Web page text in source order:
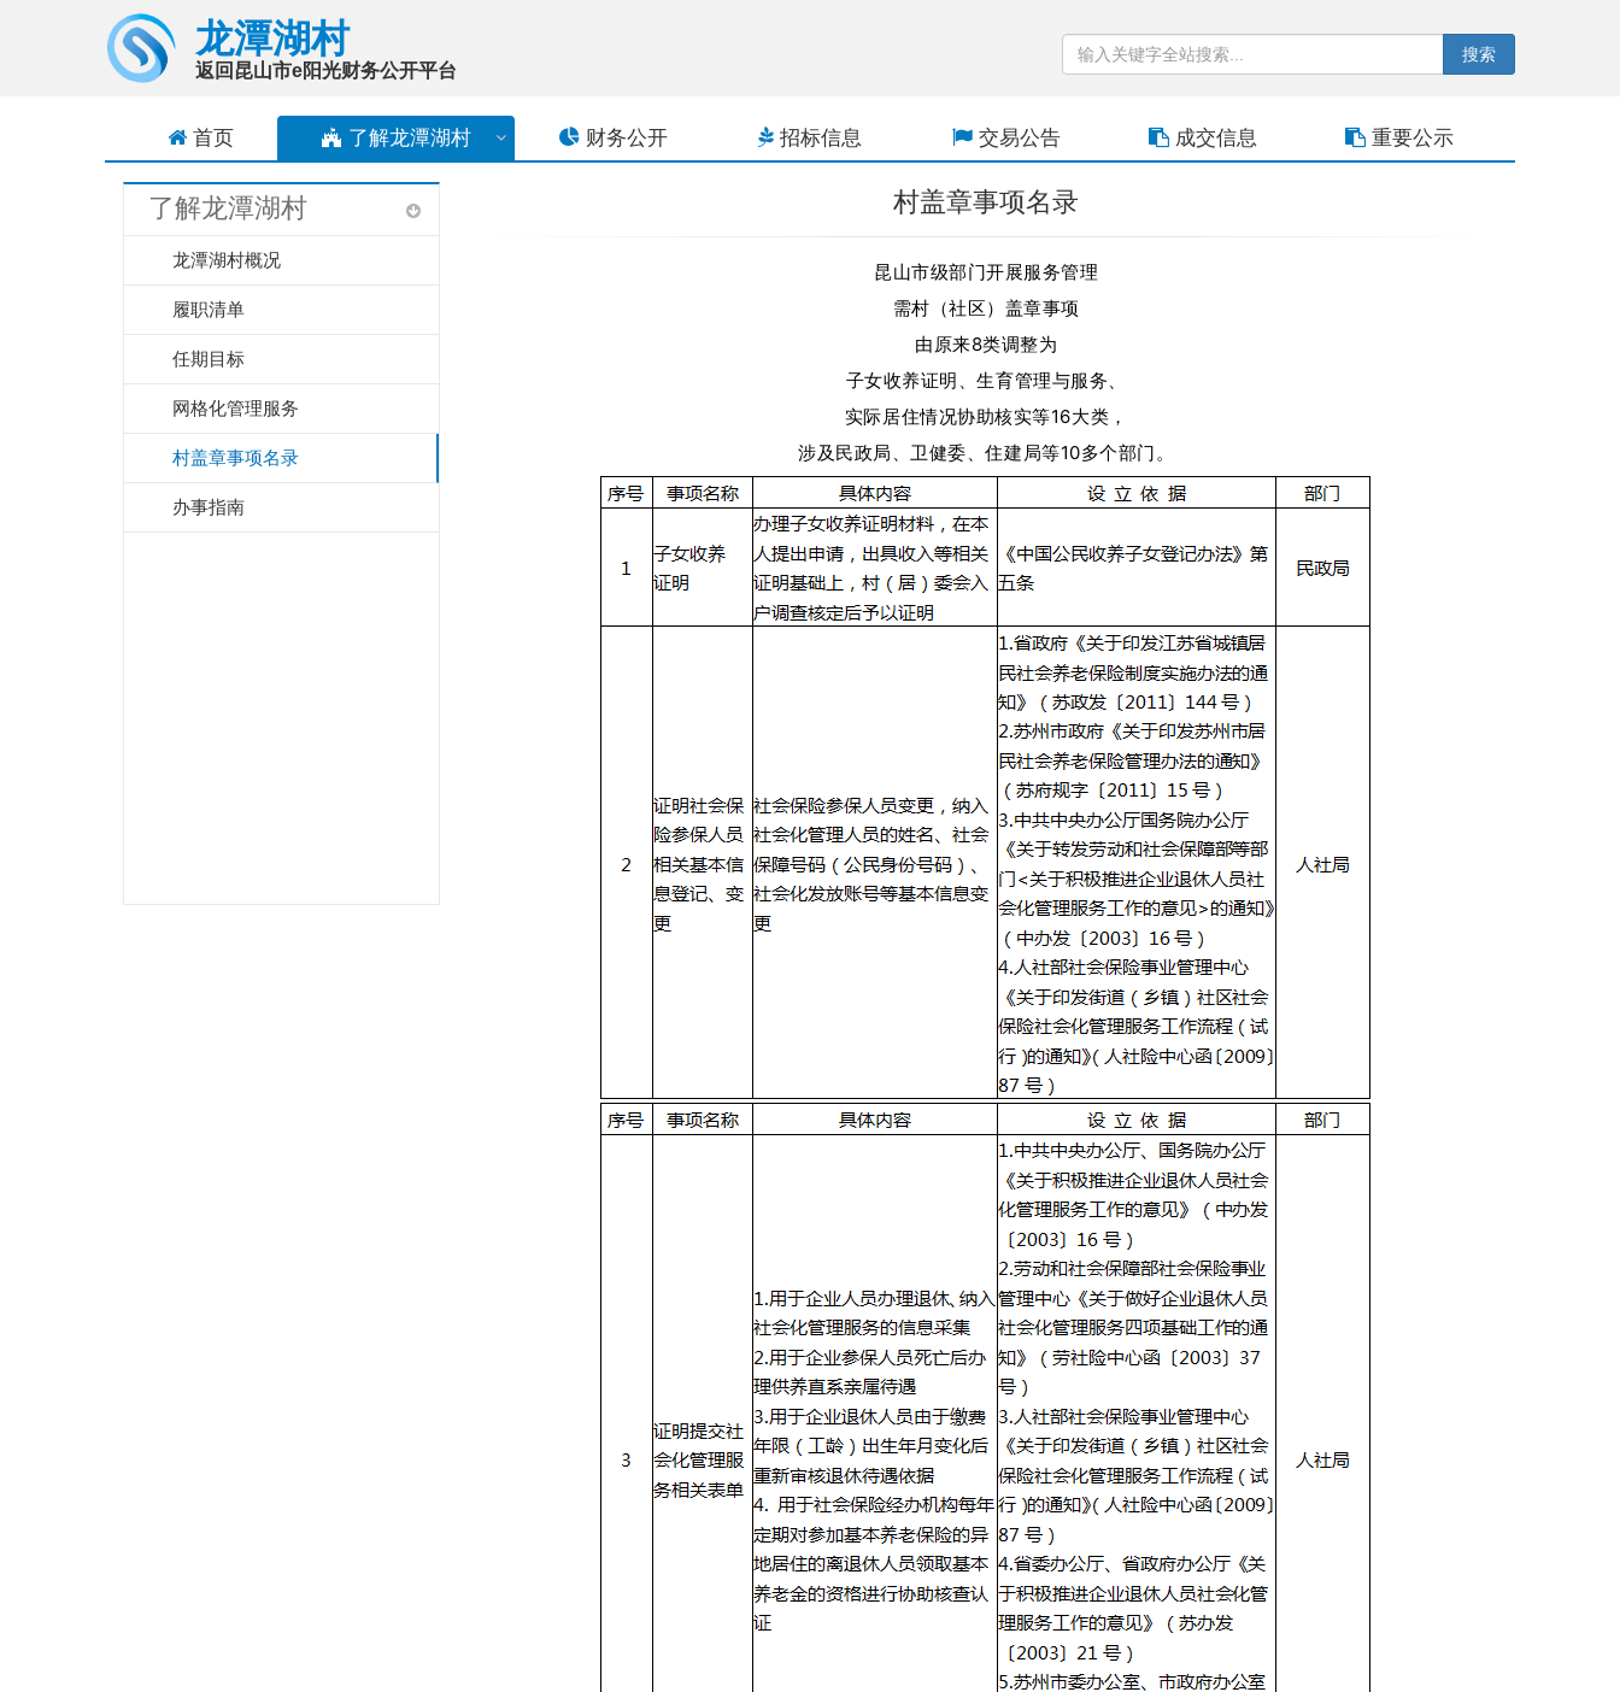
龙潭湖村
返回昆山市e阳光财务公开平台
搜索
首页 了解龙潭湖村 财务公开 招标信息 交易公告 成交信息 重要公示
了解龙潭湖村
龙潭湖村概况
履职清单
任期目标
网格化管理服务
村盖章事项名录
办事指南
村盖章事项名录
昆山市级部门开展服务管理
需村（社区）盖章事项
由原来8类调整为
子女收养证明、生育管理与服务、
实际居住情况协助核实等16大类，
涉及民政局、卫健委、住建局等10多个部门。